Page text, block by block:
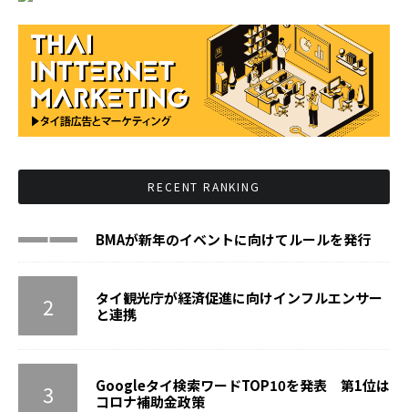
RECENT RANKING
BMAが新年のイベントに向けてルールを発行
タイ観光庁が経済促進に向けインフルエンサー
と連携
Googleタイ検索ワードTOP10を発表 第1位は
コロナ補助金政策